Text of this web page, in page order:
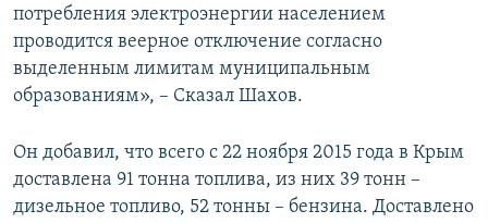
потребления электроэнергии населением
проводится веерное отключение согласно
выделенным лимитам муниципальным
образованиям», – Сказал Шахов.
Он добавил, что всего с 22 ноября 2015 года в Крым
доставлена 91 тонна топлива, из них 39 тонн –
дизельное топливо, 52 тонны – бензина. Доставлено